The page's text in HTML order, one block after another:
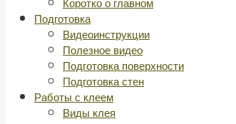
Подготовка
Видеоинструкции
Полезное видео
Подготовка поверхности
Подготовка стен
Работы с клеем
Виды клея